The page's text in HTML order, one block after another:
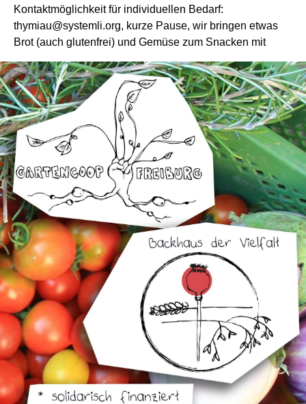
Kontaktmöglichkeit für individuellen Bedarf:
thymiau@systemli.org, kurze Pause, wir bringen etwas
Brot (auch glutenfrei) und Gemüse zum Snacken mit